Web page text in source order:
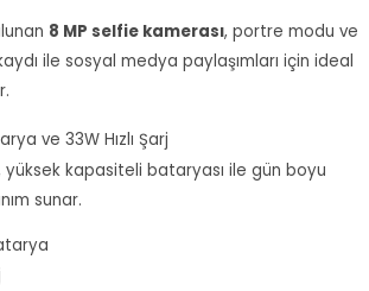
8 MP selfie kamerası, portre modu ve
ile sosyal medya paylaşımları için ideal
ve 33W Hızlı Şarj
yüksek kapasiteli bataryası ile gün boyu
sunar.